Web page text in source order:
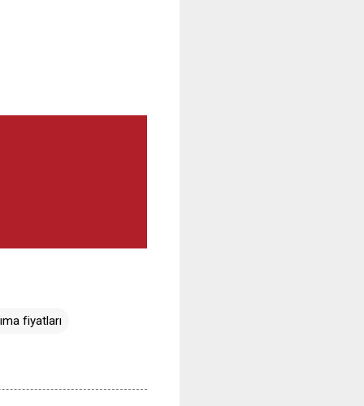
fiyatları